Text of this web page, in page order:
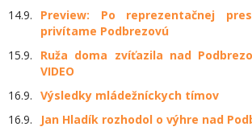
14.9.
Preview: Po reprezentačnej
privítame Podbrezovú
15.9.
Ruža doma zvíťazila nad
VIDEO
16.9. Výsledky mládežníckych tímov
16.9.
Jan Hladík rozhodol o výhre nad